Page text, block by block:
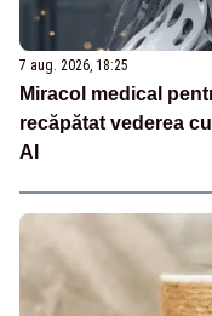
7 aug. 2026, 18:25
Miracol medical
recăpătat vederea
AI